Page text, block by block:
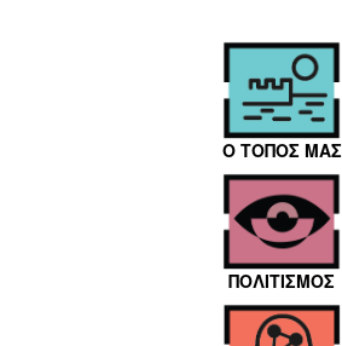
Ο ΤΟΠΟΣ ΜΑΣ
ΠΟΛΙΤΙΣΜΟΣ